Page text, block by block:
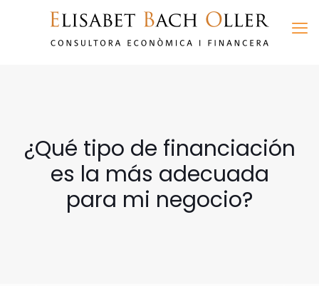
¿Qué tipo de financiación
es la más adecuada
para mi negocio?